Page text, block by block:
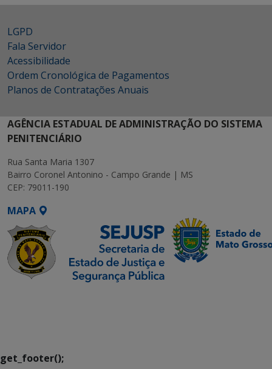
LGPD
Fala Servidor
Acessibilidade
Ordem Cronológica de Pagamentos
Planos de Contratações Anuais
AGÊNCIA ESTADUAL DE ADMINISTRAÇÃO DO SISTEMA
PENITENCIÁRIO
Rua Santa Maria 1307
Bairro Coronel Antonino - Campo Grande | MS
CEP: 79011-190
MAPA
get_footer();